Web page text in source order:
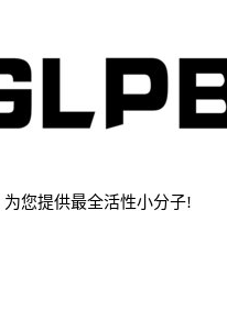
您提供最全活性小分子!